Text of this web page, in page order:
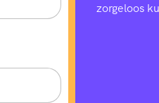
zorgeloos